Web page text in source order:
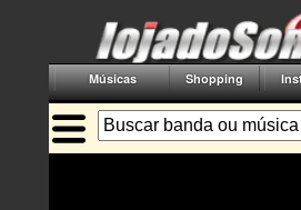
Músicas Shopping